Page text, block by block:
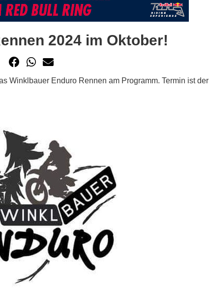
2024 im Oktober!
Winklbauer Enduro Rennen am Programm. Termin ist der